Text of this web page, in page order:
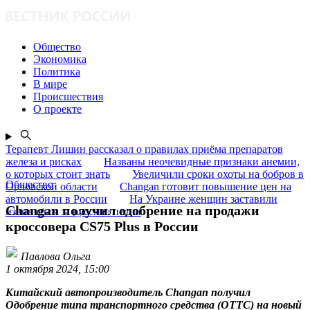
Общество
Экономика
Политика
В мире
Происшествия
О проекте
Терапевт Лишин рассказал о правилах приёма препаратов
железа и рисках
Названы неочевидные признаки анемии,
о которых стоит знать
Увеличили сроки охоты на бобров в
Орловской области
Changan готовит повышение цен на
автомобили в России
На Украине женщин заставили
извиняться за русские песни
Общество
Changan получил одобрение на продажи
кроссовера CS75 Plus в России
Павлова Ольга
1 октября 2024, 15:00
Китайский автопроизводитель Changan получил
Одобрение типа транспортного средства (ОТТС) на новый